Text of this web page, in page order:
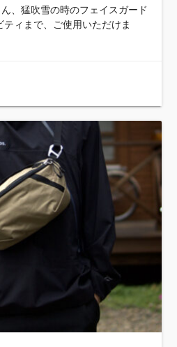
、猛吹雪の時のフェイスガード
ィまで、ご使用いただけま